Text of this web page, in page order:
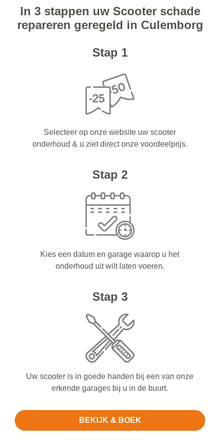
In 3 stappen uw Scooter schade
repareren geregeld in Culemborg
Stap 1
Selecteer op onze website uw scooter
onderhoud & u ziet direct onze voordeelprijs.
Stap 2
Kies een datum en garage waarop u het
onderhoud uit wilt laten voeren.
Stap 3
Uw scooter is in goede handen bij een van onze
erkende garages bij u in de buurt.
BEKIJK & BOEK